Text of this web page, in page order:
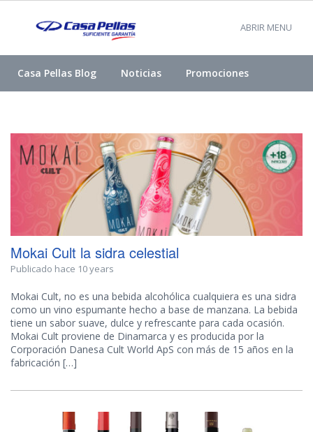
ABRIR MENU
Casa Pellas Blog Noticias Promociones
Mokai Cult la sidra celestial
Publicado hace 10 years
Mokai Cult, no es una bebida alcohólica cualquiera es una sidra
como un vino espumante hecho a base de manzana. La bebida
tiene un sabor suave, dulce y refrescante para cada ocasión.
Mokai Cult proviene de Dinamarca y es producida por la
Corporación Danesa Cult World ApS con más de 15 años en la
fabricación […]